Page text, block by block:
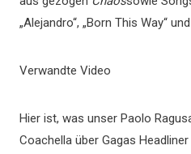
„Alejandro“, „Born This Way“
Verwandte Video
Hier ist, was unser Paolo
Coachella über Gagas